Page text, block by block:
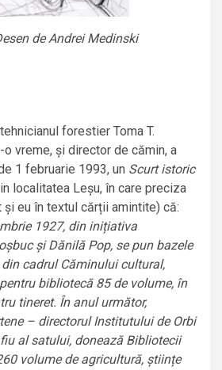
de Andrei Medinski
forestier Toma T.
o vreme, și director de cămin, a
1 februarie 1993, un Scurt istoric
localitatea Leșu, în care preciza
și eu în textul cărții amintite) că:
1927, din inițiativa
și Dănilă Pop, se pun bazele
cadrul Căminului cultural,
bibliotecă 85 de volume, în
tineret. În anul următor,
– directorul Institutului de Orbi
al satului, donează Bibliotecii
volume de agricultură, științe